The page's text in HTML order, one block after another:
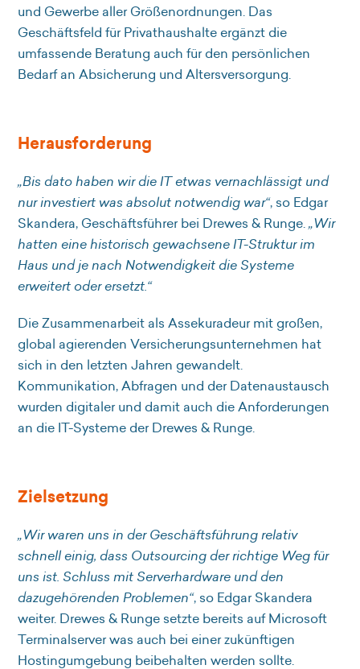
und Gewerbe aller Größenordnungen. Das
Geschäftsfeld für Privathaushalte ergänzt die
umfassende Beratung auch für den persönlichen
Bedarf an Absicherung und Altersversorgung.
Herausforderung
„Bis dato haben wir die IT etwas vernachlässigt und
nur investiert was absolut notwendig war“, so Edgar
Skandera, Geschäftsführer bei Drewes & Runge.„Wir
hatten eine historisch gewachsene IT-Struktur im
Haus und je nach Notwendigkeit die Systeme
erweitert oder ersetzt.“
Die Zusammenarbeit als Assekuradeur mit großen,
global agierenden Versicherungsunternehmen hat
sich in den letzten Jahren gewandelt.
Kommunikation, Abfragen und der Datenaustausch
wurden digitaler und damit auch die Anforderungen
an die IT-Systeme der Drewes & Runge.
Zielsetzung
„Wir waren uns in der Geschäftsführung relativ
schnell einig, dass Outsourcing der richtige Weg für
uns ist. Schluss mit Serverhardware und den
dazugehörenden Problemen“, so Edgar Skandera
weiter. Drewes & Runge setzte bereits auf Microsoft
Terminalserver was auch bei einer zukünftigen
Hostingumgebung beibehalten werden sollte.